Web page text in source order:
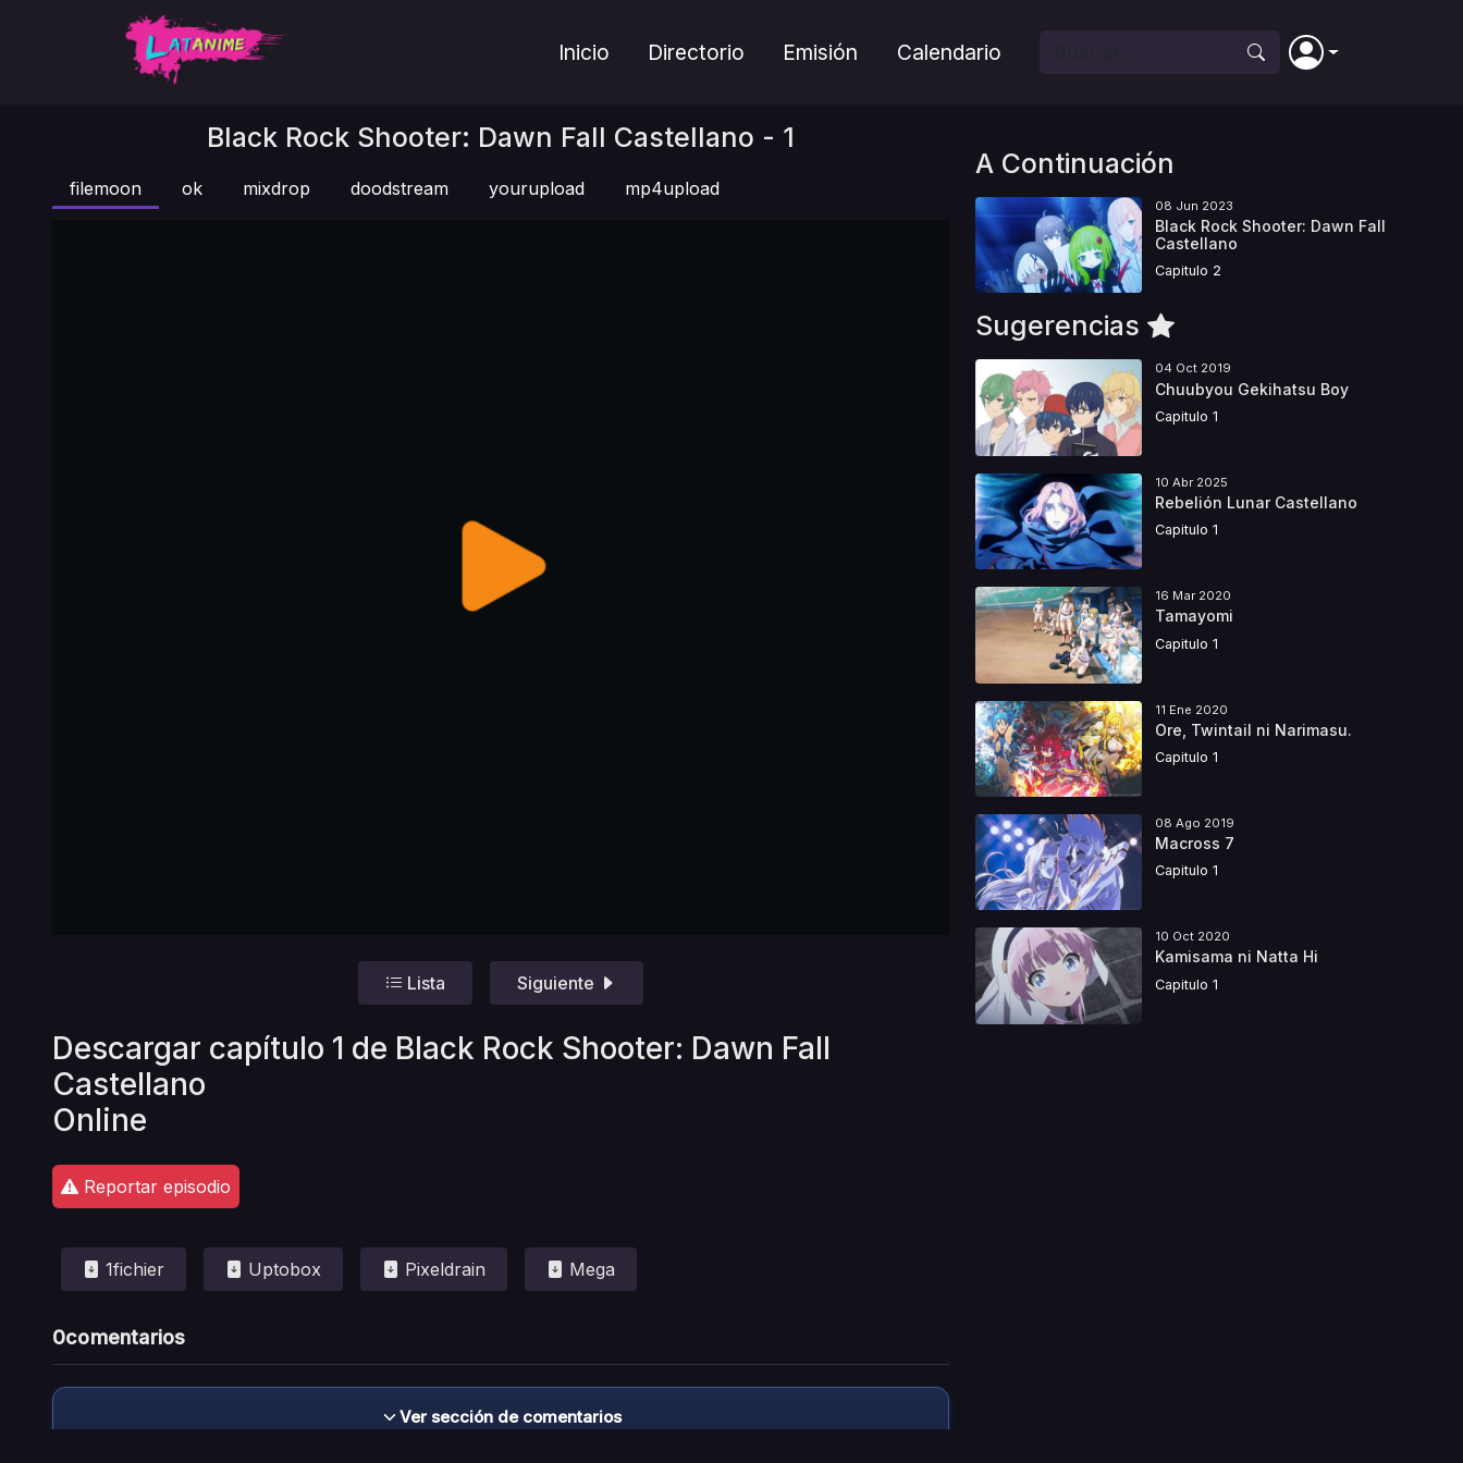
Inicio Directorio Emisión Calendario
Black Rock Shooter: Dawn Fall Castellano - 1
filemoon ok mixdrop doodstream yourupload mp4upload
Lista Siguiente
Descargar capítulo 1 de Black Rock Shooter: Dawn Fall
Castellano
Online
Reportar episodio
1fichier Uptobox Pixeldrain Mega
0comentarios
Ver sección de comentarios
A Continuación
08 Jun 2023
Black Rock Shooter: Dawn Fall
Castellano
Capitulo 2
Sugerencias
04 Oct 2019
Chuubyou Gekihatsu Boy
Capitulo 1
10 Abr 2025
Rebelión Lunar Castellano
Capitulo 1
16 Mar 2020
Tamayomi
Capitulo 1
11 Ene 2020
Ore, Twintail ni Narimasu.
Capitulo 1
08 Ago 2019
Macross 7
Capitulo 1
10 Oct 2020
Kamisama ni Natta Hi
Capitulo 1